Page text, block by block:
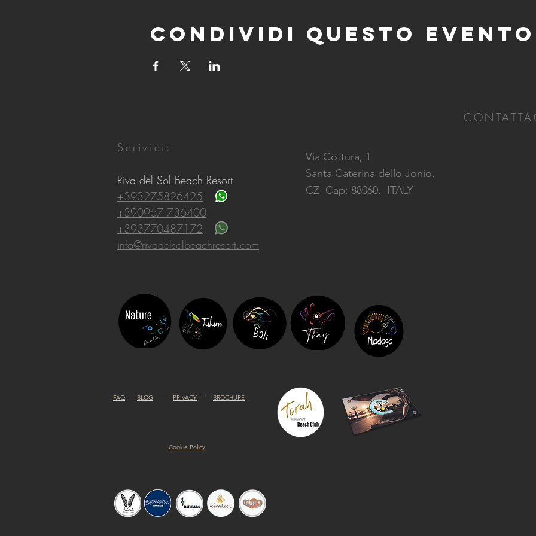
Condividi questo evento
Scrivici:
Riva del Sol Beach Resort
+393275826425
+390967 736400
+393770487172
info@rivadelsolbeachresort.com
Via Cottura, 1
Santa Caterina dello Jonio,
CZ Cap: 88060. ITALY
FAQ BLOG PRIVACY BROCHURE
Cookie Policy